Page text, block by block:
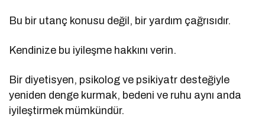
Bu bir utanç konusu değil, bir yardım çağrısıdır.
Kendinize bu iyileşme hakkını verin.
Bir diyetisyen, psikolog ve psikiyatr desteğiyle
yeniden denge kurmak, bedeni ve ruhu aynı anda
iyileştirmek mümkündür.